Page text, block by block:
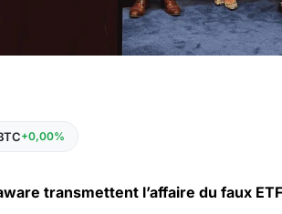
+0,00%
transmettent l’affaire du faux ETF